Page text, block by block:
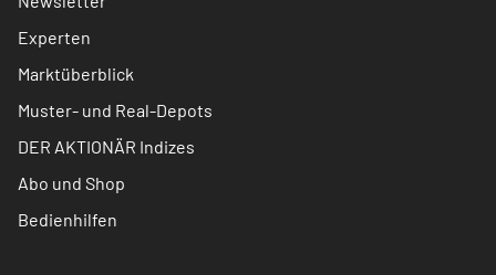
Experten
Marktüberblick
Muster- und Real-Depots
DER AKTIONÄR Indizes
Abo und Shop
Bedienhilfen